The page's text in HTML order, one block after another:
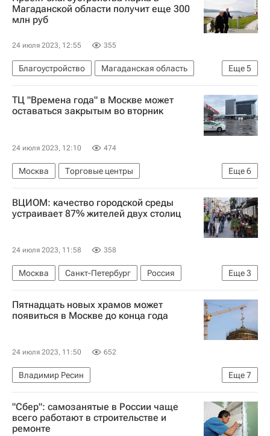
Владивосток
Россия
Луганская Народная Республика
Благоустройство
Городская среда
Магаданской области получит еще 300
млн руб
24 июля 2023, 12:55 355
Еще5
Благоустройство
Магаданская область
Россия
Магадан
Михаил Мишустин
Министерство строительства и жилищно-коммунального хозяйства РФ (Минстрой России)
ТЦ "Времена года" в Москве может
оставаться закрытым во вторник
24 июля 2023, 12:10 474
Еще6
Москва
Торговые центры
Торговая недвижимость
Коммерческая недвижимость
Россия
Следственный комитет России (СК РФ)
Прорыв трубы в ТЦ "Времена года" в Москве
ВЦИОМ: качество городской среды
устраивает 87% жителей двух столиц
24 июля 2023, 11:58 358
Еще3
Москва Санкт-Петербург
Россия
ВЦИОМ
Благоустройство
Городская среда
Пятнадцать новых храмов может
появиться в Москве до конца года
24 июля 2023, 11:50 652
Еще7
Владимир Ресин
Патриарх Кирилл (Владимир Гундяев)
Сергей Собянин
Русская православная церковь
"Сбер": самозанятые в России чаще
всего работают в строительстве и
ремонте